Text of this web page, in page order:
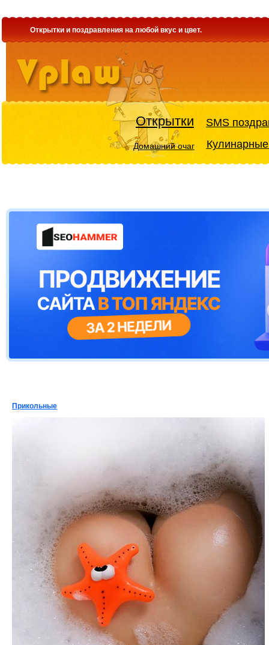
Открытки и поздравления на любой вкус и цвет.
Открытки SMS
Домашний очаг
Прикольные